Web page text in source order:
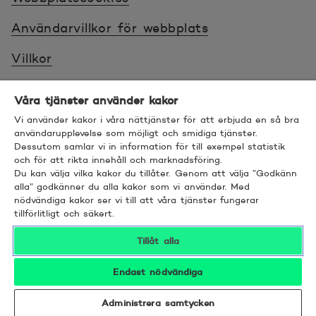
14.3.2025
Resolutions of Bonum Bank Plc's Annual General
Meeting 2025
14.3.2025
Bonum Bank Plc's Board of Directors' Report and
Financial Statements for 2024 is published
Bonum Bank Plc's Financial Statements Release 1
January - 31 December 2024
Användarvillkor för webbplats
Villkor
Tillgänglighet
Bra att veta
© 2026 POP Pankki, Hevosenkenkä 3, 02600
ESPOO
Öppnas i nytt fönster
Öppnas i nytt fönster
Facebook
Öppnas i nytt fönster
Instagram
Öppnas i nytt fönster
YouTube
Öppnas i nytt fönster
Våra tjänster använder kakor
Vi använder kakor i våra nättjänster för att erbjuda en så bra
användarupplevelse som möjligt och smidiga tjänster.
Dessutom samlar vi in information för till exempel statistik
och för att rikta innehåll och marknadsföring.
Du kan välja vilka kakor du tillåter. Genom att välja ”Godkänn
alla” godkänner du alla kakor som vi använder. Med
nödvändiga kakor ser vi till att våra tjänster fungerar
tillförlitligt och säkert.
Tillåt alla
Endast nödvändiga
Administrera samtycken